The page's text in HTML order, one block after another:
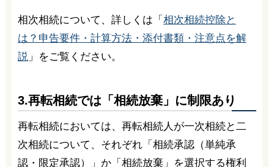
相次相続について、詳しくは「 相次相続控除と
は？申告要件・計算方法・添付書類・注意点を解
説 」をご覧ください。
3.再転相続では「相続放棄」に制限あり
再転相続においては、再転相続人が一次相続と二
次相続について、それぞれ「相続承認（単純承
認・限定承認）」か「相続放棄」を選択する権利